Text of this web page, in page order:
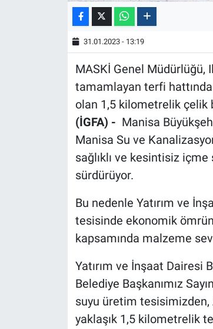
31.01.2023 - 13:19
MASKİ Genel Müdürlüğü,
tamamlayan terfi
olan 1,5 kilometrelik çelik
(İGFA) - Manisa
Manisa Su ve
sağlıklı ve kesintisiz içme
sürdürüyor.
Bu nedenle Yatırım ve
tesisinde ekonomik
kapsamında malzeme
Yatırım ve İnşaat Dairesi
Belediye Başkanımız
suyu üretim tesisimizden,
yaklaşık 1,5 kilometrelik